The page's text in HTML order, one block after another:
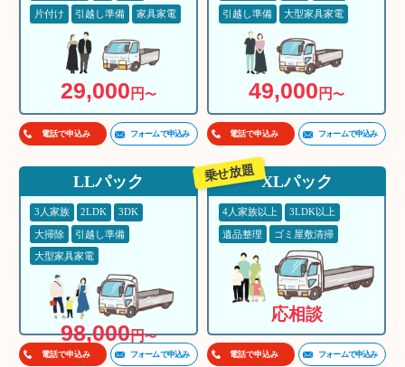
片付け 引越し準備 家具家電
29,000 円 〜
電話で申込み フォームで申込み
引越し準備 大型家具家電
49,000 円 〜
電話で申込み フォームで申込み
LLパック
3人家族 2LDK 3DK
大掃除 引越し準備
大型家具家電
98,000円〜
電話で申込み フォームで申込み
XLパック
4人家族以上 3LDK以上
遺品整理 ゴミ屋敷清掃
応相談
乗せ放題
電話で申込み フォームで申込み